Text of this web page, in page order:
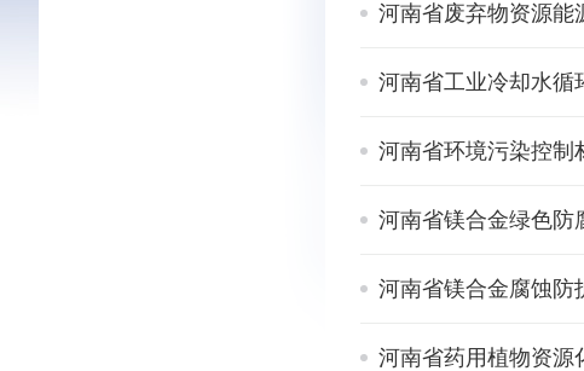
河南省废弃物资源能
河南省工业冷却水循
河南省环境污染控制
河南省镁合金绿色防
河南省镁合金腐蚀防
河南省药用植物资源